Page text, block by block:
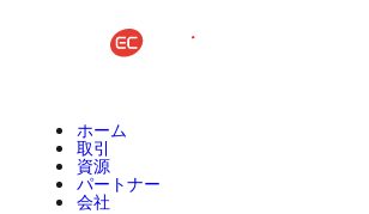
ホーム
取引
資源
パートナー
会社